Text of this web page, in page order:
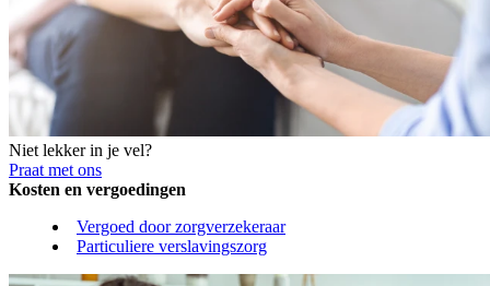
Niet lekker in je vel?
Praat met ons
Kosten en vergoedingen
Vergoed door zorgverzekeraar
Particuliere verslavingszorg